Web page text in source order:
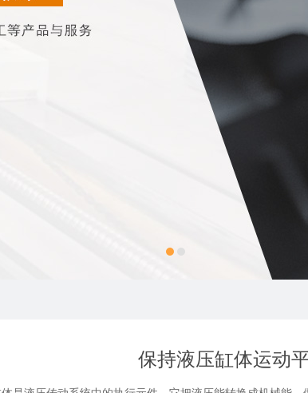
保持液压缸体运动